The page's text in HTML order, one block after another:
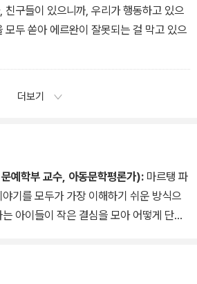
친구들이 있으니까, 우리가 행동하고 있으
모두 쏟아 에르완이 잘못되는 걸 막고 있으
더보기
예학부 교수, 아동문학평론가): 마르탱 파
기를 모두가 가장 이해하기 쉬운 방식으
아이들이 작은 결심을 모아 어떻게 단단
싶지만 좀처럼 용기가 나지 않는 이들에